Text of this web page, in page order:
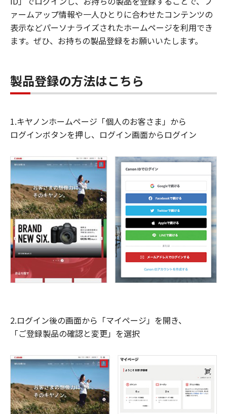
ァームアップ情報や一人ひとりに合わせたコンテンツの
表示などパーソナライズされたホームページを利用でき
ます。ぜひ、お持ちの製品登録をお願いいたします。
製品登録の方法はこちら
1.キヤノンホームページ「個人のお客さま」から
ログインボタンを押し、ログイン画面からログイン
2.ログイン後の画面から「マイページ」を開き、
「ご登録製品の確認と変更」を選択